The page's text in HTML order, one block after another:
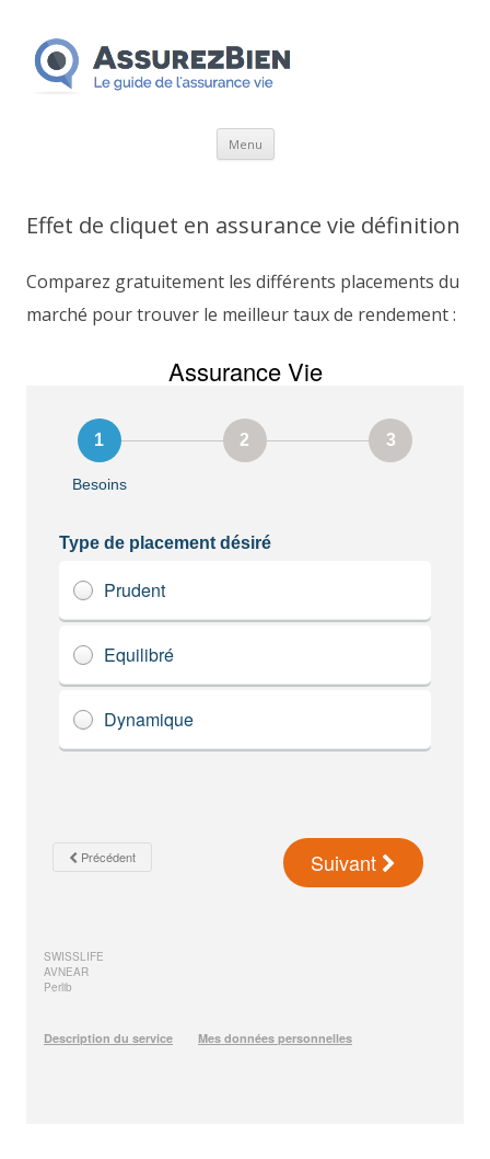
Menu Aller
Effet de cliquet en assurance vie définition
Comparez gratuitement les différents placements du
marché pour trouver le meilleur taux de rendement :